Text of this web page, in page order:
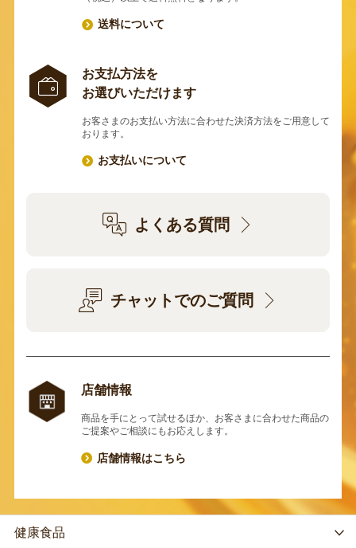
送料について
お支払方法を
お選びいただけます
お客さまのお支払い方法に合わせた決済方法をご用意して
おります。
お支払いについて
よくある質問
チャットでのご質問
店舗情報
商品を手にとって試せるほか、お客さまに合わせた商品の
ご提案やご相談にもお応えします。
店舗情報はこちら
健康食品